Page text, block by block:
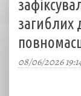
загиблих
08/06/2026